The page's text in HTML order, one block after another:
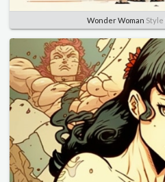
Wonder Woman Style